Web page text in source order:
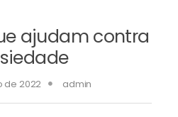
ajudam contra
de 2022 admin